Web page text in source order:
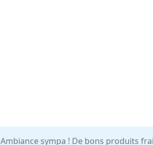
Ambiance sympa ! De bons produits